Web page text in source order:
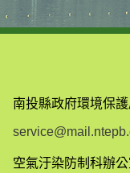
南投縣政府環境保
空氣汙染防制科辦